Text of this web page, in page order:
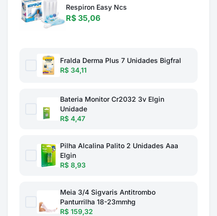
Respiron Easy Ncs
R$ 35,06
Fralda Derma Plus 7 Unidades Bigfral
R$ 34,11
Bateria Monitor Cr2032 3v Elgin
Unidade
R$ 4,47
Pilha Alcalina Palito 2 Unidades Aaa
Elgin
R$ 8,93
Meia 3/4 Sigvaris Antitrombo
Panturrilha 18-23mmhg
R$ 159,32